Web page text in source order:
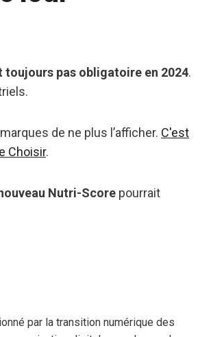
pas obligatoire en 2024.
de ne plus l’afficher. C'est
Choisir.
Nutri-Score pourrait
par la transition numérique des